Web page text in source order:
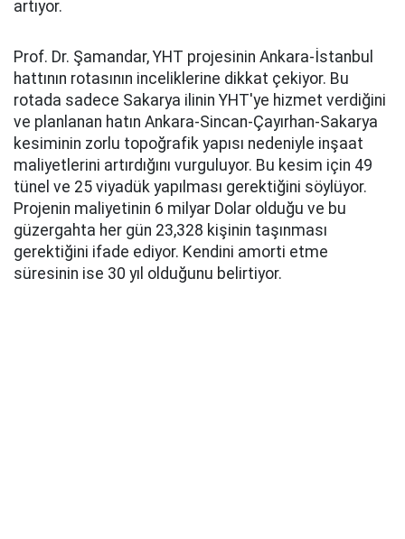
artıyor.
Prof. Dr. Şamandar, YHT projesinin Ankara-İstanbul
hattının rotasının inceliklerine dikkat çekiyor. Bu
rotada sadece Sakarya ilinin YHT'ye hizmet verdiğini
ve planlanan hatın Ankara-Sincan-Çayırhan-Sakarya
kesiminin zorlu topoğrafik yapısı nedeniyle inşaat
maliyetlerini artırdığını vurguluyor. Bu kesim için 49
tünel ve 25 viyadük yapılması gerektiğini söylüyor.
Projenin maliyetinin 6 milyar Dolar olduğu ve bu
güzergahta her gün 23,328 kişinin taşınması
gerektiğini ifade ediyor. Kendini amorti etme
süresinin ise 30 yıl olduğunu belirtiyor.